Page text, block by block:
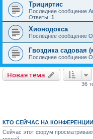
Трициртис
Последнее сообщение
Ответы: 1
Хионодокса
Последнее сообщение
Гвоздика садовая
Последнее сообщение
Новая тема
36
КТО СЕЙЧАС НА КОНФЕРЕНЦИИ
Сейчас этот форум